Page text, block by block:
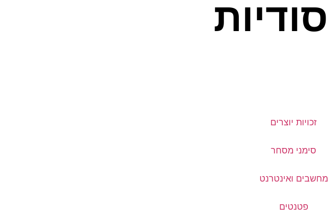
סודיות
זכויות יוצרים
סימני מסחר
מחשבים ואינטרנט
פטנטים